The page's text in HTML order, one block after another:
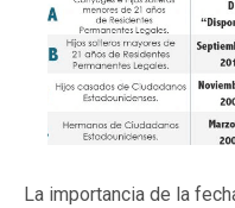
La importancia de la